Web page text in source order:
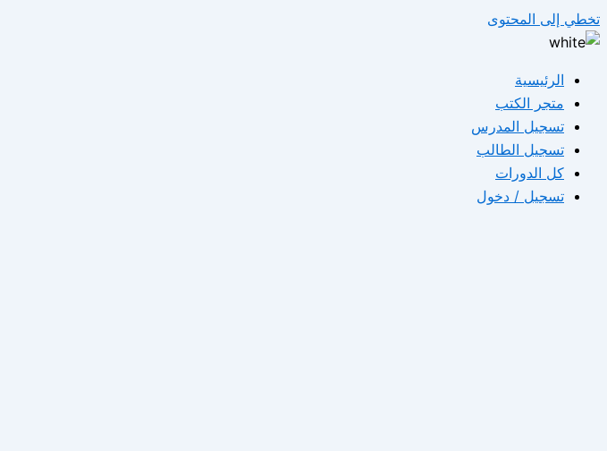
تخطي إلى المحتوى
الرئيسية
متجر الكتب
تسجيل المدرس
تسجيل الطالب
كل الدورات
تسجيل / دخول